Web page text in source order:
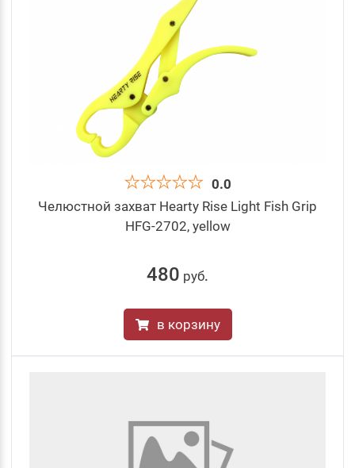
0.0
Челюстной захват Hearty Rise Light Fish Grip
HFG-2702, yellow
480 руб.
в корзину